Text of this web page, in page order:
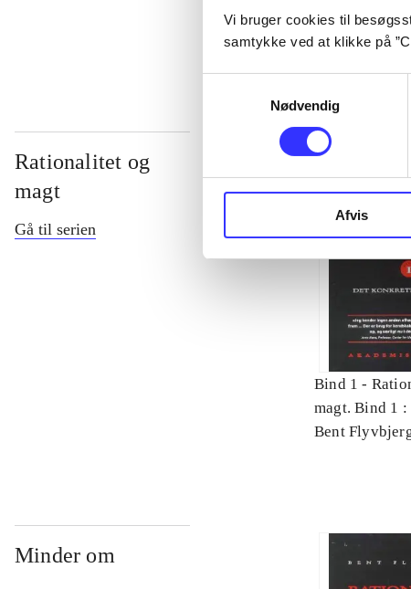
Vi bruger cookies til
samtykke ved at klikke på
Nødvendig
Afvis
...
Rationalitet og
magt
Gå til serien
Bind 1 -
magt. Bind 1 :
videnskab
Bent
Minder om